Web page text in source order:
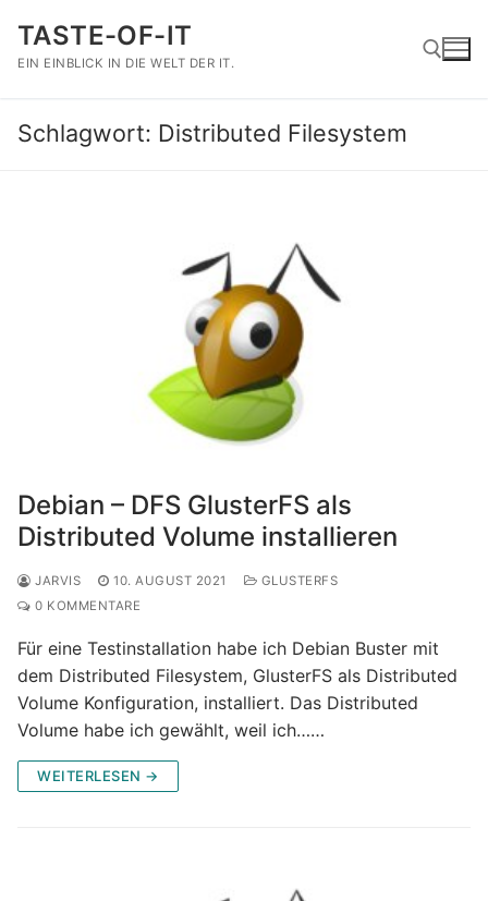
Inhalt
springen
TASTE-OF-IT
EIN EINBLICK IN DIE WELT DER IT.
Suchen nach:
Schlagwort: Distributed Filesystem
Debian – DFS GlusterFS als
Distributed Volume installieren
JARVIS 10. AUGUST 2021
GLUSTERFS
0 KOMMENTARE
Für eine Testinstallation habe ich Debian Buster mit
dem Distributed Filesystem, GlusterFS als Distributed
Volume Konfiguration, installiert. Das Distributed
Volume habe ich gewählt, weil ich……
WEITERLESEN →